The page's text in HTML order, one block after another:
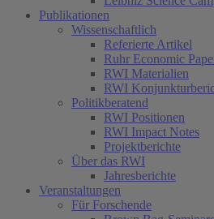
Publikationen
Wissenschaftlich
Referierte Artikel
Ruhr Economic
RWI Materialien
RWI
Politikberatend
RWI Positionen
RWI Impact Notes
Projektberichte
Über das RWI
Jahresberichte
Veranstaltungen
Für Forschende